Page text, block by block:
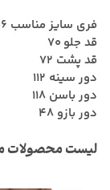
فری سایز مناسب 36-46
قد جلو 70
قد پشت 72
دور سینه 112
دور باسن 118
دور بازو 48
لیست محصولات